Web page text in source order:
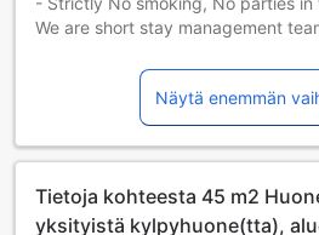
We are short stay management
to avoid any inconvenient incident
Appreciate your take care of my
please enjoy your max just like
check out within 24hours .
Näytä enemmän
Tietoja kohteesta 45 m2
yksityistä kylpyhuone(tta),